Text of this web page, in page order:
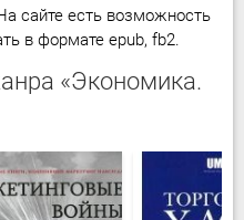
сайте есть возможность
в формате epub, fb2.
«Экономика.